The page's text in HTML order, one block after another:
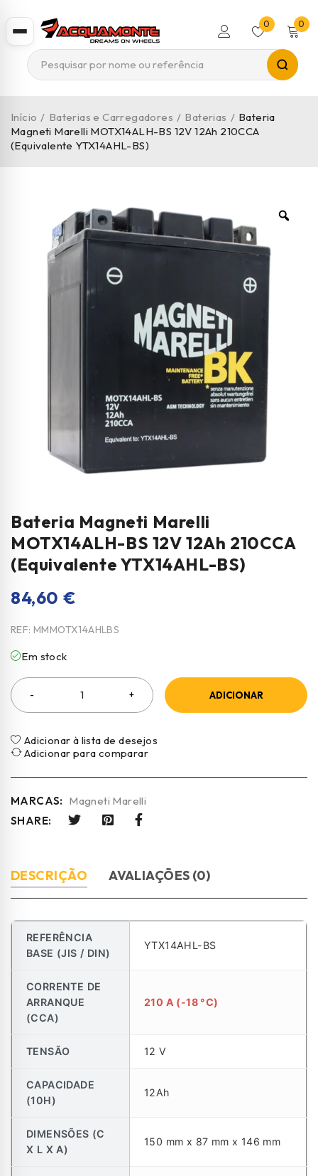
0 0
Início / Baterias e Carregadores / Baterias / Bateria
Magneti Marelli MOTX14ALH-BS 12V 12Ah 210CCA
(Equivalente YTX14AHL-BS)
Bateria Magneti Marelli
MOTX14ALH-BS 12V 12Ah 210CCA
(Equivalente YTX14AHL-BS)
84,60 €
REF: MMMOTX14AHLBS
Em stock
ADICIONAR
Adicionar à lista de desejos
Adicionar para comparar
MARCAS: Magneti Marelli
SHARE:
DESCRIÇÃO AVALIAÇÕES (0)
REFERÊNCIA
BASE (JIS / DIN)
YTX14AHL-BS
CORRENTE DE
ARRANQUE
(CCA)
210 A (-18 °C)
TENSÃO 12 V
CAPACIDADE
(10H)
12Ah
DIMENSÕES (C
X L X A)
150 mm x 87 mm x 146 mm